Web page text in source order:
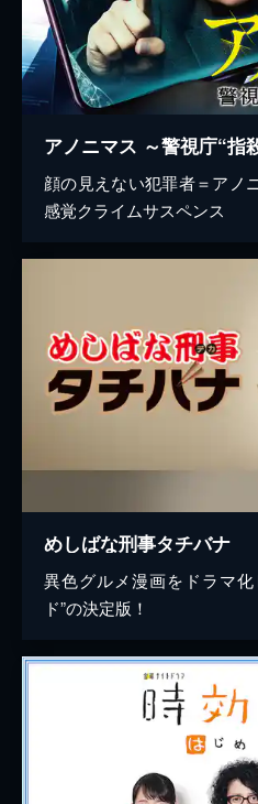
アノニマス ～警視庁“指
顔の見えない犯罪者＝アノ
感覚クライムサスペンス
めしばな刑事タチバナ
異色グルメ漫画をドラマ
ド”の決定版！